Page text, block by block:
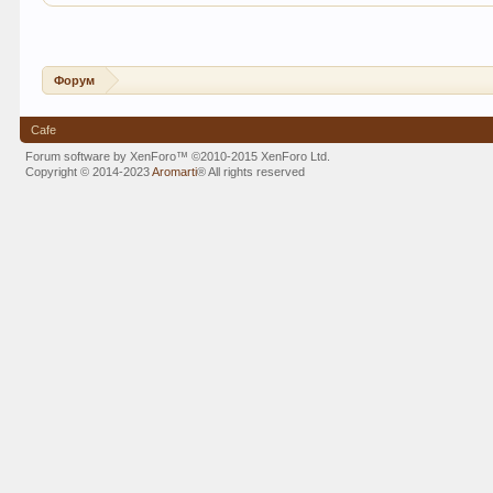
Форум
Cafe
Forum software by XenForo™©2010-2015 XenForo Ltd.
Copyright © 2014-2023Aromarti®All rights reserved